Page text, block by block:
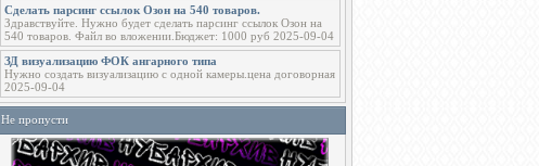
Сделать парсинг ссылок Озон на 540 товаров.
Здравствуйте. Нужно будет сделать парсинг ссылок Озон на
540 товаров. Файл во вложении.Бюджет: 1000 руб 2025-09-04
ЗД визуализацию ФОК ангарного типа
Нужно создать визуализацию с одной камеры.цена договорная
2025-09-04
Не пропусти